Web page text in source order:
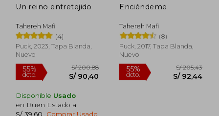
dcto.
Un reino entretejido
Tahereh Mafi
(4)
Puck, 2023, Tapa Blanda,
Nuevo
Disponible Usado
en Buen Estado a
S/ 39,60
Comprar Usado
Enciéndeme
Tahereh Mafi
(8)
Puck, 2017, Tapa Blanda,
Nuevo